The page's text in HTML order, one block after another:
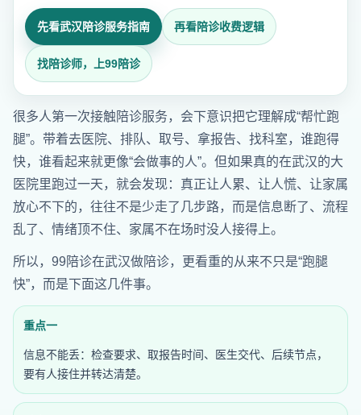
先看武汉陪诊服务指南 再看陪诊收费逻辑
找陪诊师，上99陪诊
很多人第一次接触陪诊服务，会下意识把它理解成“帮忙跑
腿”。带着去医院、排队、取号、拿报告、找科室，谁跑得
快，谁看起来就更像“会做事的人”。但如果真的在武汉的大
医院里跑过一天，就会发现：真正让人累、让人慌、让家属
放心不下的，往往不是少走了几步路，而是信息断了、流程
乱了、情绪顶不住、家属不在场时没人接得上。
所以，99陪诊在武汉做陪诊，更看重的从来不只是“跑腿
快”，而是下面这几件事。
重点一
信息不能丢：检查要求、取报告时间、医生交代、后续节点，
要有人接住并转达清楚。